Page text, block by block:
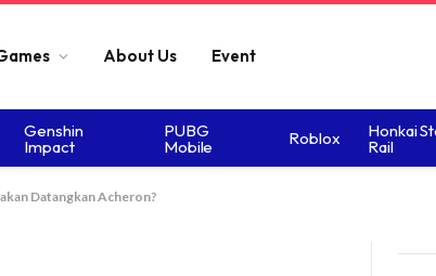
About Us Event
Genshin
Impact
PUBG
Mobile Roblox Honkai
Rail
Datangkan Acheron?